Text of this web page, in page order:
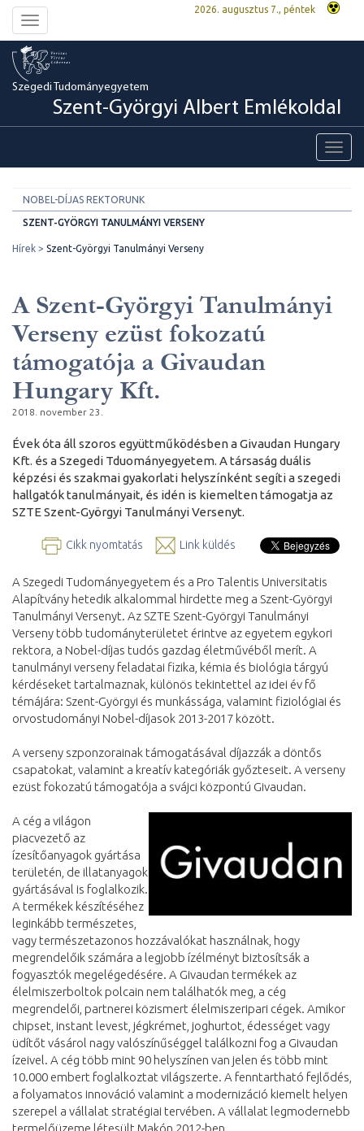
Toggle
navigation
2026. augusztus 7., péntek
Szegedi Tudományegyetem
Szent-Györgyi Albert Emlékoldal
NOBEL-DÍJAS REKTORUNK
SZENT-GYÖRGYI TANULMÁNYI VERSENY
Hírek Szent-Györgyi Tanulmányi Verseny
A Szent-Györgyi Tanulmányi
Verseny ezüst fokozatú
támogatója a Givaudan
Hungary Kft.
2018. november 23.
Évek óta áll szoros együttműködésben a Givaudan Hungary
Kft. és a Szegedi Tduományegyetem. A társaság duális
képzési és szakmai gyakorlati helyszínként segíti a szegedi
hallgatók tanulmányait, és idén is kiemelten támogatja az
SZTE Szent-Györgyi Tanulmányi Versenyt.
Cikk nyomtatás Link küldés
A Szegedi Tudományegyetem és a Pro Talentis Universitatis
Alapítvány hetedik alkalommal hirdette meg a Szent-Györgyi
Tanulmányi Versenyt. Az SZTE Szent-Györgyi Tanulmányi
Verseny több tudományterületet érintve az egyetem egykori
rektora, a Nobel-díjas tudós gazdag életművéből merít. A
tanulmányi verseny feladatai fizika, kémia és biológia tárgyú
kérdéseket tartalmaznak, különös tekintettel az idei év fő
témájára: Szent-Györgyi és munkássága, valamint fiziológiai és
orvostudományi Nobel-díjasok 2013-2017 között.
A verseny szponzorainak támogatásával díjazzák a döntős
csapatokat, valamint a kreatív kategóriák győzteseit. A verseny
ezüst fokozatú támogatója a svájci központú Givaudan.
A cég a világon
piacvezető az
ízesítőanyagok gyártása
területén, de illatanyagok
gyártásával is foglalkozik.
A termékek készítéséhez
leginkább természetes,
vagy természetazonos hozzávalókat használnak, hogy
megrendelőik számára a legjobb ízélményt biztosítsák a
fogyasztók megelégedésére. A Givaudan termékek az
élelmiszerboltok polcain nem találhatók meg, a cég
megrendelői, partnerei közismert élelmiszeripari cégek. Amikor
chipset, instant levest, jégkrémet, joghurtot, édességet vagy
üdítőt vásárol nagy valószínűséggel találkozni fog a Givaudan
ízeivel. A cég több mint 90 helyszínen van jelen és több mint
10.000 embert foglalkoztat világszerte. A fenntartható fejlődés,
a folyamatos innováció valamint a modernizáció kiemelt helyen
szerepel a vállalat stratégiai tervében. A vállalat legmodernebb
termelőüzeme létesült Makón 2012-ben.